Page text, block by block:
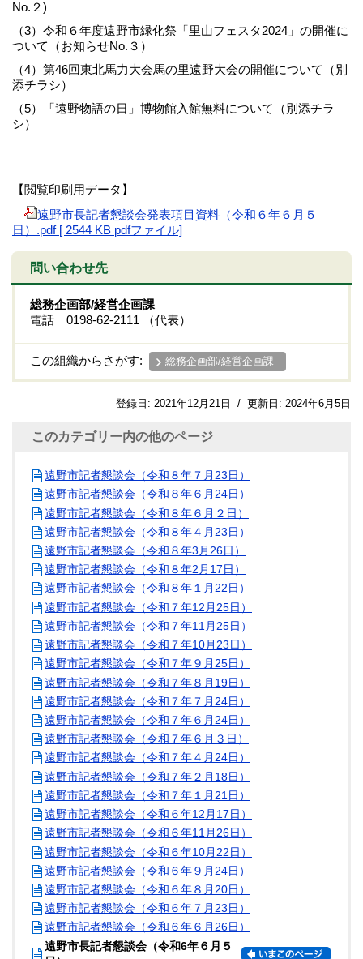
No.２)
（3）令和６年度遠野市緑化祭「里山フェスタ2024」の開催に
ついて（お知らせNo.３）
（4）第46回東北馬力大会馬の里遠野大会の開催について（別
添チラシ）
（5）「遠野物語の日」博物館入館無料について（別添チラ
シ）
【閲覧印刷用データ】
遠野市長記者懇談会発表項目資料（令和６年６月５
日）.pdf [ 2544 KB pdfファイル]
問い合わせ先
総務企画部/経営企画課
電話 0198-62-2111 （代表）
この組織からさがす: 総務企画部/経営企画課
登録日: 2021年12月21日 / 更新日: 2024年6月5日
このカテゴリー内の他のページ
遠野市記者懇談会（令和８年７月23日）
遠野市記者懇談会（令和８年６月24日）
遠野市記者懇談会（令和８年６月２日）
遠野市記者懇談会（令和８年４月23日）
遠野市記者懇談会（令和８年3月26日）
遠野市記者懇談会（令和８年2月17日）
遠野市記者懇談会（令和８年１月22日）
遠野市記者懇談会（令和７年12月25日）
遠野市記者懇談会（令和７年11月25日）
遠野市記者懇談会（令和７年10月23日）
遠野市記者懇談会（令和７年９月25日）
遠野市記者懇談会（令和７年８月19日）
遠野市記者懇談会（令和７年７月24日）
遠野市記者懇談会（令和７年６月24日）
遠野市記者懇談会（令和７年６月３日）
遠野市記者懇談会（令和７年４月24日）
遠野市記者懇談会（令和７年２月18日）
遠野市記者懇談会（令和７年１月21日）
遠野市記者懇談会（令和６年12月17日）
遠野市記者懇談会（令和６年11月26日）
遠野市記者懇談会（令和６年10月22日）
遠野市記者懇談会（令和６年９月24日）
遠野市記者懇談会（令和６年８月20日）
遠野市記者懇談会（令和６年７月23日）
遠野市記者懇談会（令和６年６月26日）
遠野市長記者懇談会（令和6年６月５